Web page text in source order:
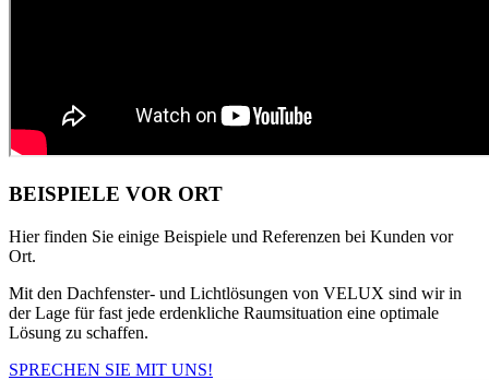
BEISPIELE VOR ORT
Hier finden Sie einige Beispiele und Referenzen bei Kunden vor
Ort.
Mit den Dachfenster- und Lichtlösungen von VELUX sind wir in
der Lage für fast jede erdenkliche Raumsituation eine optimale
Lösung zu schaffen.
SPRECHEN SIE MIT UNS!